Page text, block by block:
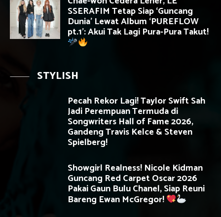
SSERAFIM Tetap Siap ‘Guncang
Dunia’ Lewat Album ‘PUREFLOW
pt.1’: Akui Tak Lagi Pura-Pura Takut!
STYLISH
Pecah Rekor Lagi! Taylor Swift Sah
Jadi Perempuan Termuda di
Songwriters Hall of Fame 2026,
Gandeng Travis Kelce & Steven
Spielberg!
Showgirl Realness! Nicole Kidman
Guncang Red Carpet Oscar 2026
Pakai Gaun Bulu Chanel, Siap Reuni
Bareng Ewan McGregor!